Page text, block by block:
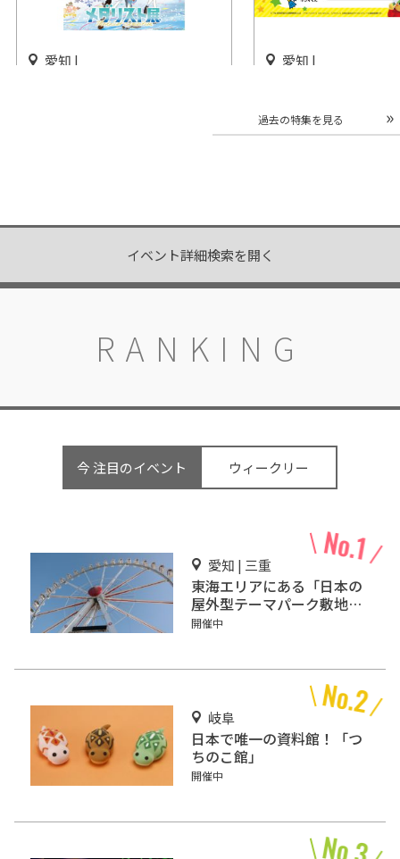
イベント詳細検索を開く
RANKING
今 注目のイベント ウィークリー
愛知 | 三重
東海エリアにある「日本の
屋外型テーマパーク敷地面
積ランキング」入りしてい
開催中
岐阜
日本で唯一の資料館！「つ
ちのこ館」
開催中
愛知 | 愛知 |
ナテンボス コラボ
ト」開催
過去の特集を見る